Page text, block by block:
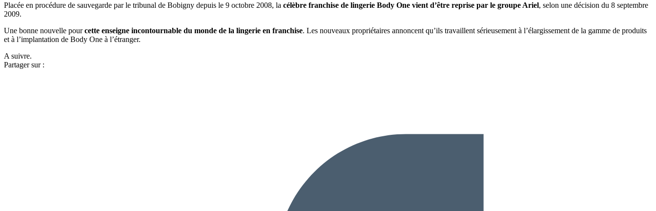
Placée en procédure de sauvegarde par le tribunal de Bobigny depuis le 9 octobre 2008, la célèbre franchise de lingerie Body One vient d’être reprise par le groupe Ariel, selon une décision du 8 septembre
2009.
Une bonne nouvelle pourcette enseigne incontournable du monde de la lingerie en franchise. Les nouveaux propriétaires annoncent qu’ils travaillent sérieusement à l’élargissement de la gamme de produits
et à l’implantation de Body One à l’étranger.
A suivre.
Partager sur :